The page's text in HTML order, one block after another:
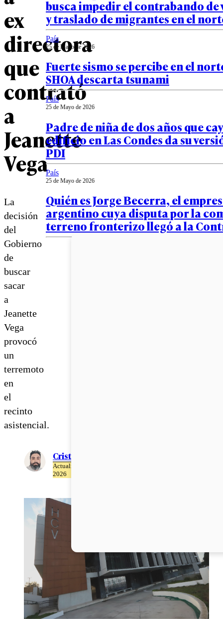
ex
directora
que
contrató
a
Jeanette
Vega
La
decisión
del
Gobierno
de
buscar
sacar
a
Jeanette
Vega
provocó
un
terremoto
en
el
recinto
asistencial.
Cristián Meza
Actualizado el 26 de Mayo del
2026
busca impedir el contrabando de
y traslado de migrantes en el
País
25 de Mayo de 2026
Fuerte sismo se percibe en el
SHOA descarta tsunami
País
25 de Mayo de 2026
Padre de niña de dos años que
edificio en Las Condes da su
PDI
País
25 de Mayo de 2026
Quién es Jorge Becerra, el
argentino cuya disputa por la
terreno fronterizo llegó a la